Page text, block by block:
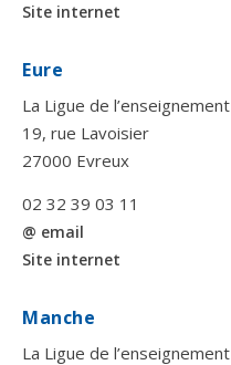
Site internet
Eure
La Ligue de l’enseignement
19, rue Lavoisier
27000 Evreux
02 32 39 03 11
@ email
Site internet
Manche
La Ligue de l’enseignement